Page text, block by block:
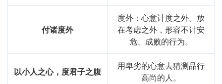
付诸度外
度外：心意计度之外。放
在考虑之外，形容不计安
危、成败的行为。
以小人之心，度君子之腹
用卑劣的心意去猜测品行
高尚的人。